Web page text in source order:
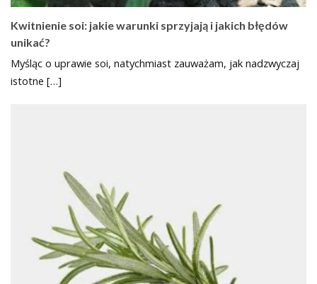
Kwitnienie soi: jakie warunki sprzyjają i jakich błędów
unikać?
Myśląc o uprawie soi, natychmiast zauważam, jak nadzwyczaj
istotne […]